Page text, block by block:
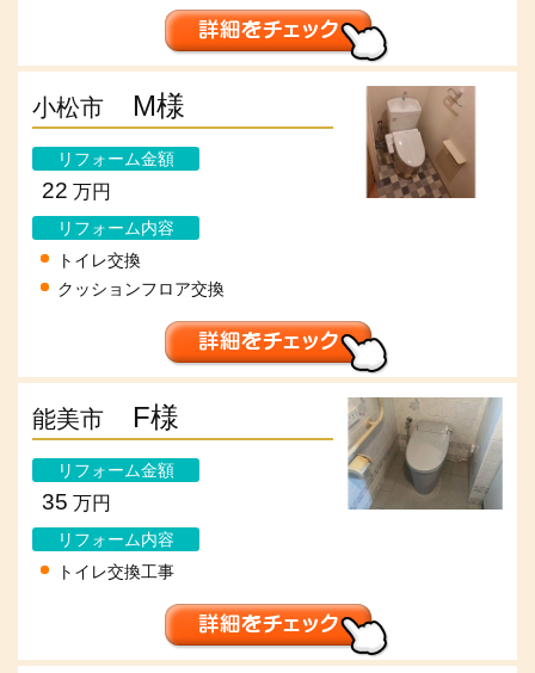
小松市 M様
リフォーム金額
22 万円
リフォーム内容
トイレ交換
クッションフロア交換
能美市 F様
リフォーム金額
35 万円
リフォーム内容
トイレ交換工事